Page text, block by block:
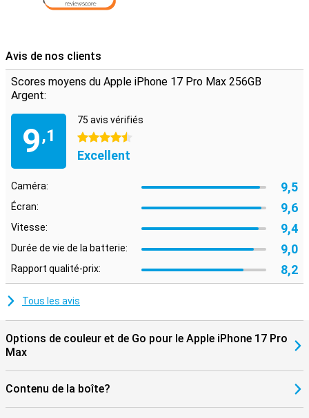
Avis de nos clients
Scores moyens du Apple iPhone 17 Pro Max 256GB
Argent:
9,1
75 avis vérifiés
4.5 étoiles
Excellent
Caméra: 9,5
Écran: 9,6
Vitesse: 9,4
Durée de vie de la batterie: 9,0
Rapport qualité-prix: 8,2
Tous les avis
Options de couleur et de Go pour le Apple iPhone 17 Pro
Max
Contenu de la boîte?